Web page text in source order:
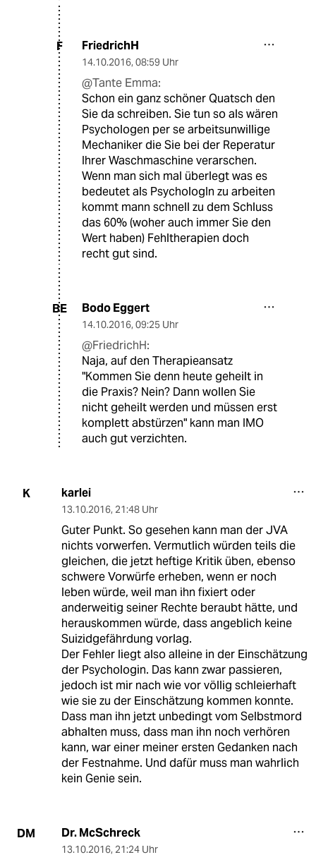
F FriedrichH
14.10.2016, 08:59 Uhr
@Tante Emma:
Schon ein ganz schöner Quatsch den
Sie da schreiben. Sie tun so als wären
Psychologen per se arbeitsunwillige
Mechaniker die Sie bei der Reperatur
Ihrer Waschmaschine verarschen.
Wenn man sich mal überlegt was es
bedeutet als PsychologIn zu arbeiten
kommt mann schnell zu dem Schluss
das 60% (woher auch immer Sie den
Wert haben) Fehltherapien doch
recht gut sind.
BE Bodo Eggert
14.10.2016, 09:25 Uhr
@FriedrichH:
Naja, auf den Therapieansatz
"Kommen Sie denn heute geheilt in
die Praxis? Nein? Dann wollen Sie
nicht geheilt werden und müssen erst
komplett abstürzen" kann man IMO
auch gut verzichten.
K karlei
13.10.2016, 21:48 Uhr
Guter Punkt. So gesehen kann man der JVA
nichts vorwerfen. Vermutlich würden teils die
gleichen, die jetzt heftige Kritik üben, ebenso
schwere Vorwürfe erheben, wenn er noch
leben würde, weil man ihn fixiert oder
anderweitig seiner Rechte beraubt hätte, und
herauskommen würde, dass angeblich keine
Suizidgefährdung vorlag.
Der Fehler liegt also alleine in der Einschätzung
der Psychologin. Das kann zwar passieren,
jedoch ist mir nach wie vor völlig schleierhaft
wie sie zu der Einschätzung kommen konnte.
Dass man ihn jetzt unbedingt vom Selbstmord
abhalten muss, dass man ihn noch verhören
kann, war einer meiner ersten Gedanken nach
der Festnahme. Und dafür muss man wahrlich
kein Genie sein.
DM Dr. McSchreck
13.10.2016, 21:24 Uhr